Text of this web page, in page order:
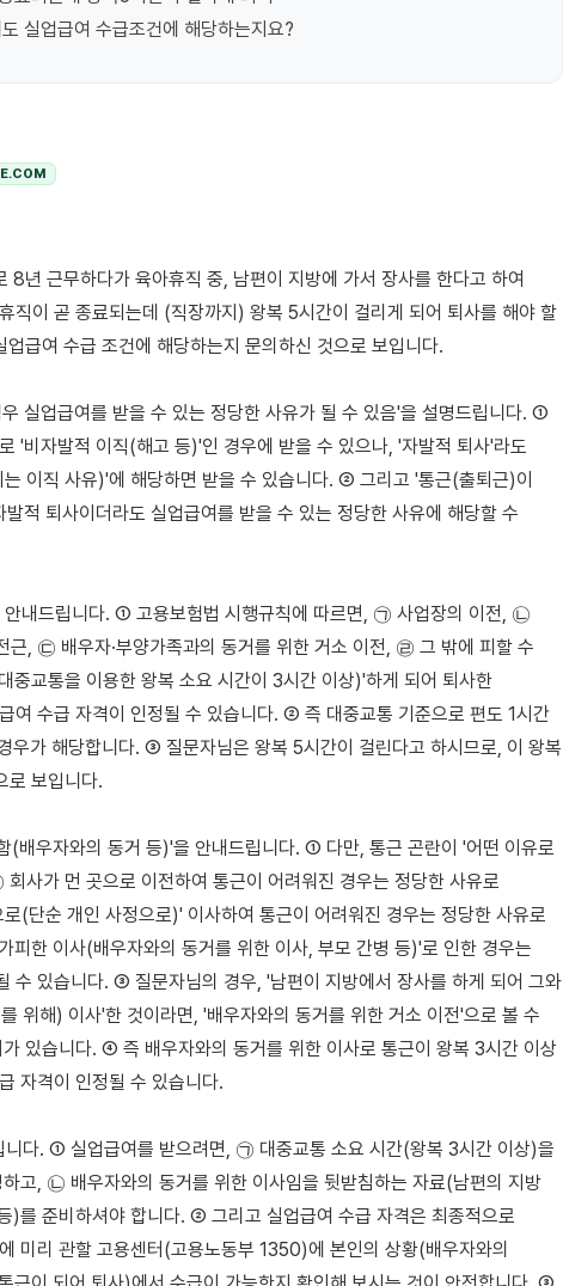
실업급여 수급조건에 해당하는지요?
직이 곧 종료되는데 (직장까지) 왕복 5시간이 걸리게 되어 퇴사를 해야 할
급여 수급 조건에 해당하는지 문의하신 것으로 보입니다.
실업급여를 받을 수 있는 정당한 사유가 될 수 있음'을 설명드립니다. ①
'비자발적 이직(해고 등)'인 경우에 받을 수 있으나, '자발적 퇴사'라도
이직 사유)'에 해당하면 받을 수 있습니다. ② 그리고 '통근(출퇴근)이
적 퇴사이더라도 실업급여를 받을 수 있는 정당한 사유에 해당할 수
내드립니다. ① 고용보험법 시행규칙에 따르면, ㉠ 사업장의 이전, ㉡
근, ㉢ 배우자·부양가족과의 동거를 위한 거소 이전, ㉣ 그 밖에 피할 수
중교통을 이용한 왕복 소요 시간이 3시간 이상)'하게 되어 퇴사한
여 수급 자격이 인정될 수 있습니다. ② 즉 대중교통 기준으로 편도 1시간
우가 해당합니다. ③ 질문자님은 왕복 5시간이 걸린다고 하시므로, 이 왕복
로 보입니다.
(배우자와의 동거 등)'을 안내드립니다. ① 다만, 통근 곤란이 '어떤 이유로
사가 먼 곳으로 이전하여 통근이 어려워진 경우는 정당한 사유로
(단순 개인 사정으로)' 이사하여 통근이 어려워진 경우는 정당한 사유로
피한 이사(배우자와의 동거를 위한 이사, 부모 간병 등)'로 인한 경우는
수 있습니다. ③ 질문자님의 경우, '남편이 지방에서 장사를 하게 되어 그와
위해) 이사'한 것이라면, '배우자와의 동거를 위한 거소 이전'으로 볼 수
있습니다. ④ 즉 배우자와의 동거를 위한 이사로 통근이 왕복 3시간 이상
자격이 인정될 수 있습니다.
니다. ① 실업급여를 받으려면, ㉠ 대중교통 소요 시간(왕복 3시간 이상)을
고, ㉡ 배우자와의 동거를 위한 이사임을 뒷받침하는 자료(남편의 지방
)를 준비하셔야 합니다. ② 그리고 실업급여 수급 자격은 최종적으로
미리 관할 고용센터(고용노동부 1350)에 본인의 상황(배우자와의